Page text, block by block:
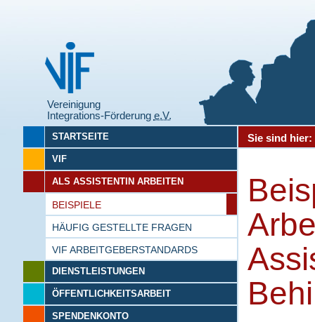
Vereinigung
Integrations-Förderung e.V.
STARTSEITE
VIF
ALS ASSISTENTIN ARBEITEN
BEISPIELE
HÄUFIG GESTELLTE FRAGEN
VIF ARBEITGEBERSTANDARDS
DIENSTLEISTUNGEN
ÖFFENTLICHKEITSARBEIT
SPENDENKONTO
Sie sind hier: